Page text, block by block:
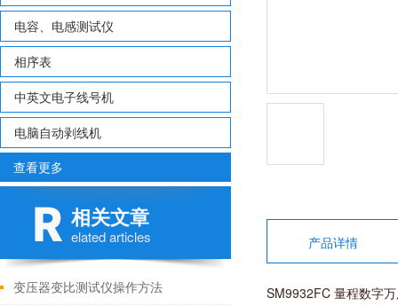
电容、电感测试仪
相序表
中英文电子线号机
电脑自动剥线机
查看更多
相关文章
elated articles
变压器变比测试仪操作方法
产品详情
SM9932FC 量程数字